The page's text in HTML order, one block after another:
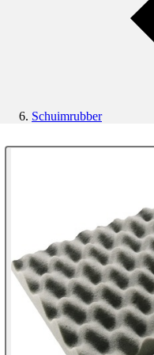
Schuimrubber